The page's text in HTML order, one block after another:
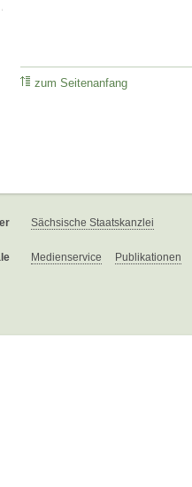
zum Seitenanfang
Sächsische Staatskanzlei
Medienservice Publikationen